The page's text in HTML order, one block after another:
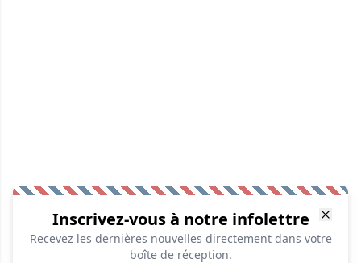
Inscrivez-vous à notre infolettre
Recevez les dernières nouvelles directement dans votre
boîte de réception.